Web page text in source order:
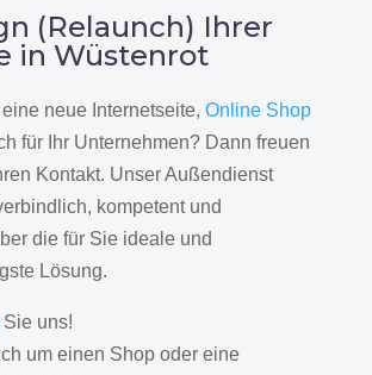
(Relaunch) Ihrer
in Wüstenrot
neue Internetseite, Online Shop
für Ihr Unternehmen? Dann freuen
Kontakt. Unser Außendienst
kompetent und
die für Sie ideale und
Lösung.
Sie uns!
um einen Shop oder eine